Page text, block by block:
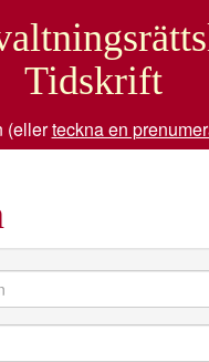
Tidskrift
(ellerteckna en